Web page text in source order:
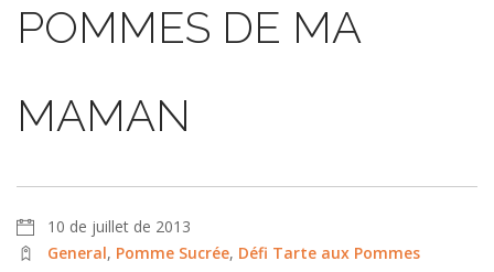
POMMES DE MA
MAMAN
10 de juillet de 2013
General, Pomme Sucrée, Défi Tarte aux Pommes